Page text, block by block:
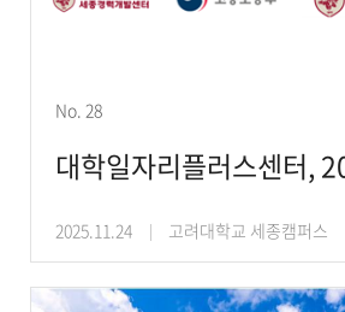
No. 28
2025.11.24 고려대학교 세종캠퍼스